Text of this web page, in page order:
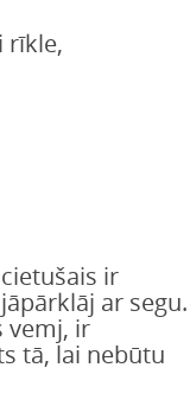
rīkle,
ir
ar segu.
vemj, ir
tā, lai nebūtu